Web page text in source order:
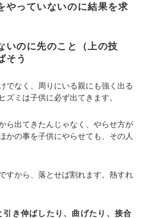
やっていないのに結果を求
いのに先のこと（上の技
そう
でなく、周りにいる親にも強く出る
ズミは子供に必ず出てきます。
ら出てきたんじゃなく、やらせ方が
かの事を子供にやらせても、その人
すから、落とせば割れます。熱すれ
引き伸ばしたり、曲げたり、接合